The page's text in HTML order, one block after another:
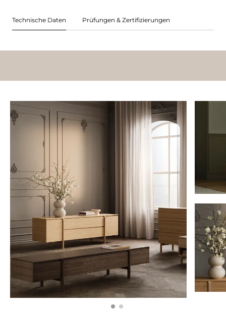
Technische Daten Prüfungen & Zertifizierungen